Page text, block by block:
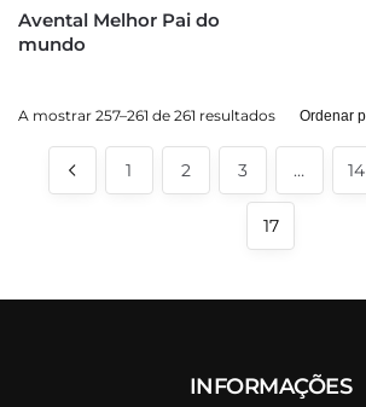
Avental Melhor Pai do
mundo
A mostrar 257–261 de 261 resultadosOrdenado
1 2 3 … 14
17
INFORMAÇÕES